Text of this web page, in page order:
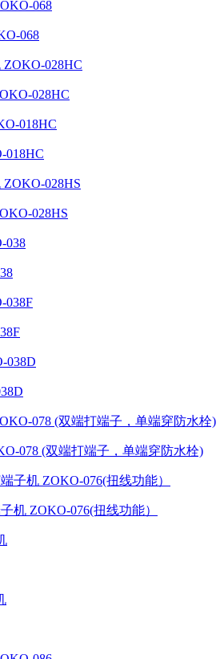
068
028HC
018HC
028HS
078 (双端打端子，单端穿防水栓)
机 ZOKO-076(扭线功能）